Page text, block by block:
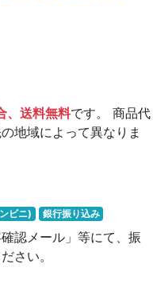
、送料無料です。 商品代
地域によって異なりま
ビニ) 銀行振り込み
認メール」等にて、振
さい。